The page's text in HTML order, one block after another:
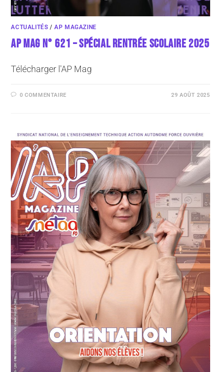
ACTUALITÉS /AP MAGAZINE
AP MAG N° 621 – SPÉCIAL RENTRÉE SCOLAIRE 2025
Télécharger l'AP Mag
0 COMMENTAIRE 29 AOÛT 2025